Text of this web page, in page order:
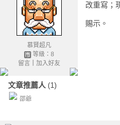
慕賢超凡
等級：8
留言｜ 加入好友
文章推薦人 (1)
邵爺
改重寫；
賜示。